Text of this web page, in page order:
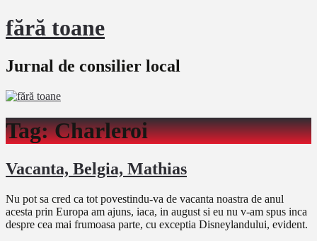
fără toane
Jurnal de consilier local
Tag:Charleroi
Vacanta, Belgia, Mathias
Nu pot sa cred ca tot povestindu-va de vacanta noastra de anul
acesta prin Europa am ajuns, iaca, in august si eu nu v-am spus inca
despre cea mai frumoasa parte, cu exceptia Disneylandului, evident.